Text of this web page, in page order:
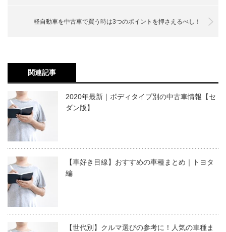
軽自動車を中古車で買う時は3つのポイントを押さえるべし！
関連記事
2020年最新｜ボディタイプ別の中古車情報【セ
ダン版】
【車好き目線】おすすめの車種まとめ｜トヨタ
編
【世代別】クルマ選びの参考に！人気の車種ま